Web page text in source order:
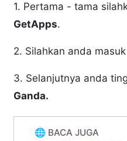
1. Pertama - tama
GetApps.
2. Silahkan anda
3. Selanjutnya anda
Ganda.
🌐 BACA JUGA